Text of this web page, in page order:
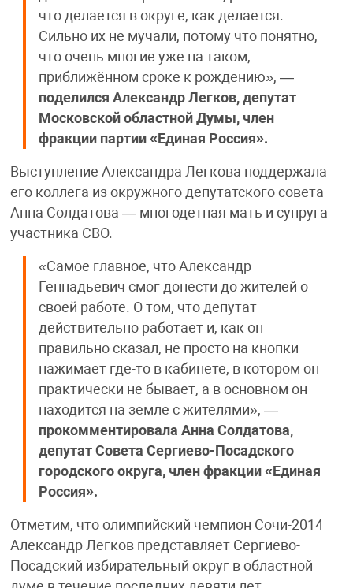
что делается в округе, как делается.
Сильно их не мучали, потому что понятно,
что очень многие уже на таком,
приближённом сроке к рождению», —
поделился Александр Легков, депутат
Московской областной Думы, член
фракции партии «Единая Россия».
Выступление Александра Легкова поддержала
его коллега из окружного депутатского совета
Анна Солдатова — многодетная мать и супруга
участника СВО.
«Самое главное, что Александр
Геннадьевич смог донести до жителей о
своей работе. О том, что депутат
действительно работает и, как он
правильно сказал, не просто на кнопки
нажимает где-то в кабинете, в котором он
практически не бывает, а в основном он
находится на земле с жителями», —
прокомментировала Анна Солдатова,
депутат Совета Сергиево-Посадского
городского округа, член фракции «Единая
Россия».
Отметим, что олимпийский чемпион Сочи-2014
Александр Легков представляет Сергиево-
Посадский избирательный округ в областной